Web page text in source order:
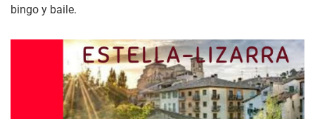
bingo y baile.